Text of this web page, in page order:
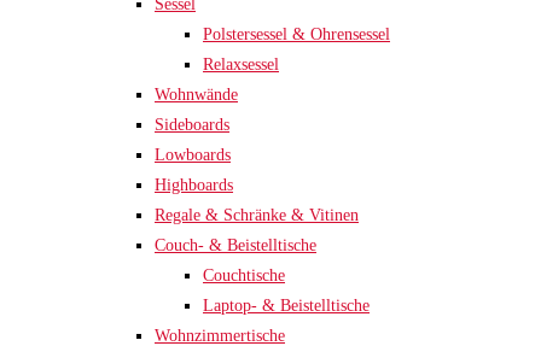
Sessel
Polstersessel & Ohrensessel
Relaxsessel
Wohnwände
Sideboards
Lowboards
Highboards
Regale & Schränke & Vitinen
Couch- & Beistelltische
Couchtische
Laptop- & Beistelltische
Wohnzimmertische